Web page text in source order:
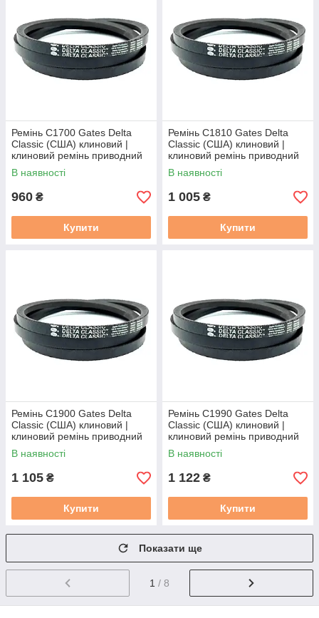
Ремінь C1700 Gates Delta
Classic (США) клиновий |
клиновий ремінь приводний
22/С 1700 / C65 / С(В)-1700
В наявності
960 ₴
Купити
Ремінь C1810 Gates Delta
Classic (США) клиновий |
клиновий ремінь приводний
22/С 1810 / C69 / С(В)-1810
В наявності
1 005 ₴
Купити
Ремінь C1900 Gates Delta
Classic (США) клиновий |
клиновий ремінь приводний
22/С1900 / C72.5 / С(В)-1900
В наявності
1 105 ₴
Купити
Ремінь C1990 Gates Delta
Classic (США) клиновий |
клиновий ремінь приводний
22/С 1990 / C76 / С(В)-1990
В наявності
1 122 ₴
Купити
Показати ще
1 / 8